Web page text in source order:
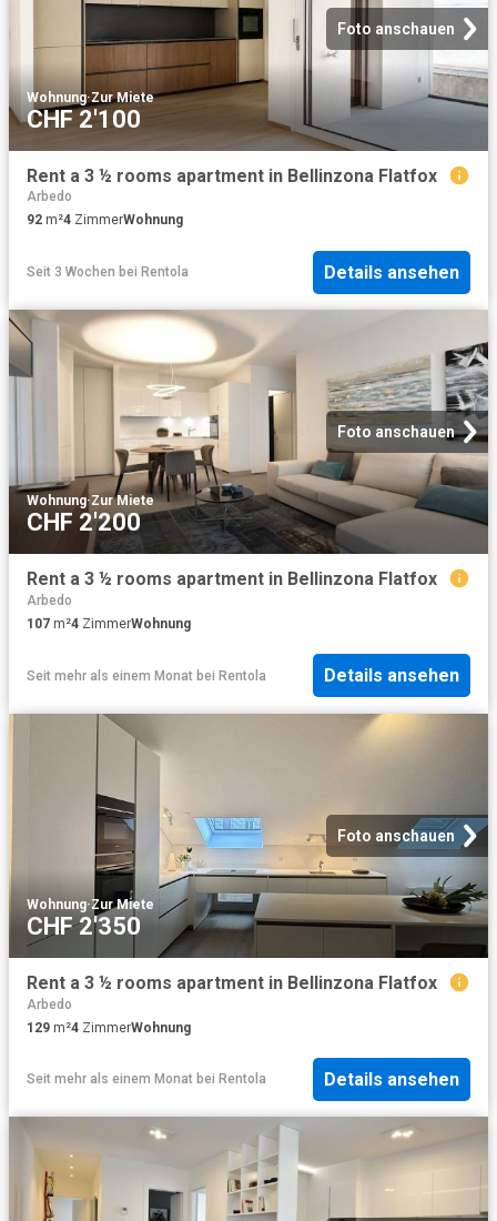
Foto anschauen
Wohnung·Zur Miete
CHF 2'100
Rent a 3 ½ rooms apartment in Bellinzona Flatfox
Arbedo
92 m²4 ZimmerWohnung
Seit 3 Wochen bei Rentola Details ansehen
Foto anschauen
Wohnung·Zur Miete
CHF 2'200
Rent a 3 ½ rooms apartment in Bellinzona Flatfox
Arbedo
107 m²4 ZimmerWohnung
Seit mehr als einem Monat bei Rentola Details ansehen
Foto anschauen
Wohnung·Zur Miete
CHF 2'350
Rent a 3 ½ rooms apartment in Bellinzona Flatfox
Arbedo
129 m²4 ZimmerWohnung
Seit mehr als einem Monat bei Rentola Details ansehen